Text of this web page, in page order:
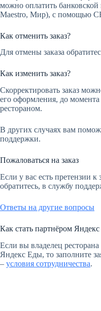
можно оплатить
Maestro, Мир), с помощью
Как отменить заказ?
Для отмены заказа
Как изменить заказ?
Скорректировать заказ
его оформления, до момента
рестораном.
В других случаях вам
поддержки.
Пожаловаться на заказ
Если у вас есть претензии к
обратитесь, в службу
Ответы на другие вопросы
Как стать партнёром
Если вы владелец
Яндекс Еды, то заполните
– условия сотрудничества.